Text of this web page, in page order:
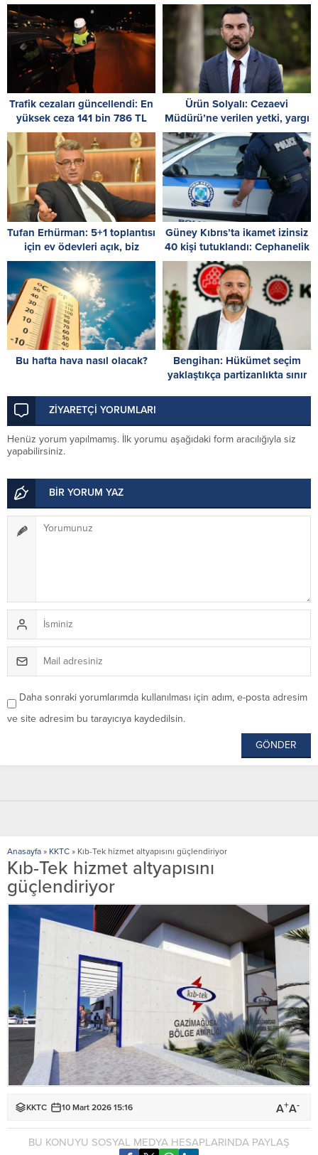
Trafik cezaları güncellendi: En
yüksek ceza 141 bin 786 TL
Ürün Solyalı: Cezaevi
Müdürü’ne verilen yetki, yargı
kararlarına müdahaledir
Tufan Erhürman: 5+1 toplantısı
için ev ödevleri açık, biz
hazırız
Güney Kıbrıs’ta ikamet izinsiz
40 kişi tutuklandı: Cephanelik
ele geçirildi
Bu hafta hava nasıl olacak?
Bengihan: Hükümet seçim
yaklaştıkça partizanlıkta sınır
ZİYARETÇİ YORUMLARI
Henüz yorum yapılmamış. İlk yorumu aşağıdaki form aracılığıyla siz
yapabilirsiniz.
BİR YORUM YAZ
Daha sonraki yorumlarımda kullanılması için adım, e-posta adresim
ve site adresim bu tarayıcıya kaydedilsin.
Anasayfa » KKTC » Kıb-Tek hizmet altyapısını güçlendiriyor
Kıb-Tek hizmet altyapısını
güçlendiriyor
KKTC 10 Mart 2026 15:16 A+A-
BU KONUYU SOSYAL MEDYA HESAPLARINDA PAYLAŞ